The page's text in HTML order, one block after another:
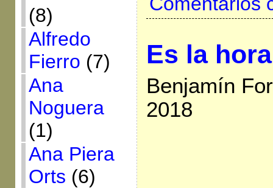
(8)
Alfredo
Fierro (7)
Ana
Noguera
(1)
Ana Piera
Orts (6)
Es la
Benjamín
2018